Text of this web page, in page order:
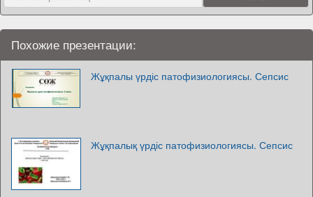
Похожие презентации:
Жұқпалы үрдіс патофизиологиясы. Сепсис
Жұқпалық үрдіс патофизиологиясы. Сепсис